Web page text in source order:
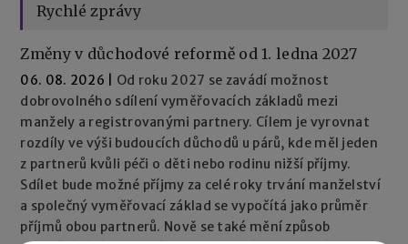
Rychlé zprávy
Změny v důchodové reformě od 1. ledna 2027
06. 08. 2026
Od roku 2027 se zavádí možnost
dobrovolného sdílení vyměřovacích základů mezi
manžely a registrovanými partnery. Cílem je vyrovnat
rozdíly ve výši budoucích důchodů u párů, kde měl jeden
z partnerů kvůli péči o děti nebo rodinu nižší příjmy.
Sdílet bude možné příjmy za celé roky trvání manželství
a společný vyměřovací základ se vypočítá jako průměr
příjmů obou partnerů. Nově se také mění způsob